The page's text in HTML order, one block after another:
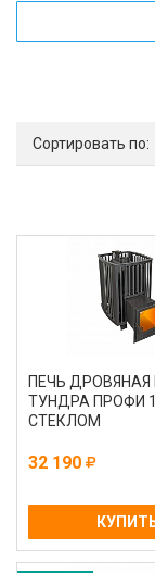
Сортировать по:
ПЕЧЬ ДРОВЯНАЯ
ТУНДРА ПРОФИ
СТЕКЛОМ
32 190